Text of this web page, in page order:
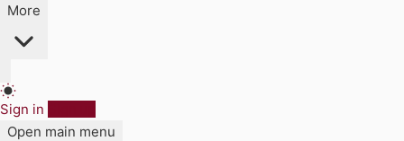
More
Sign in
Open main menu